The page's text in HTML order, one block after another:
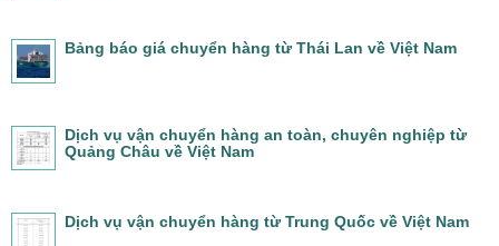
Bảng báo giá chuyển hàng từ Thái Lan về Việt Nam
Dịch vụ vận chuyển hàng an toàn, chuyên nghiệp từ
Quảng Châu về Việt Nam
Dịch vụ vận chuyển hàng từ Trung Quốc về Việt Nam